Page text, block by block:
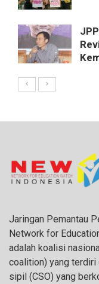
Jaringan Pemantau
Network for
adalah koalisi
coalition) yang
sipil (CSO) yang